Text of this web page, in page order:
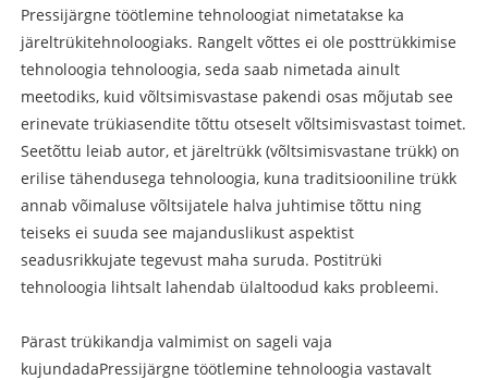
Pressijärgne töötlemine tehnoloogiat nimetatakse ka
järeltrükitehnoloogiaks. Rangelt võttes ei ole posttrükkimise
tehnoloogia tehnoloogia, seda saab nimetada ainult
meetodiks, kuid võltsimisvastase pakendi osas mõjutab see
erinevate trükiasendite tõttu otseselt võltsimisvastast toimet.
Seetõttu leiab autor, et järeltrükk (võltsimisvastane trükk) on
erilise tähendusega tehnoloogia, kuna traditsiooniline trükk
annab võimaluse võltsijatele halva juhtimise tõttu ning
teiseks ei suuda see majanduslikust aspektist
seadusrikkujate tegevust maha suruda. Postitrüki
tehnoloogia lihtsalt lahendab ülaltoodud kaks probleemi.
Pärast trükikandja valmimist on sageli vaja
kujundadaPressijärgne töötlemine tehnoloogia vastavalt